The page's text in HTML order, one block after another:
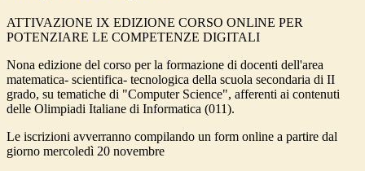
ATTIVAZIONE IX EDIZIONE CORSO ONLlNE PER
POTENZIARE LE COMPETENZE DIGITALI
Nona edizione del corso per la formazione di docenti dell'area
matematica- scientifica- tecnologica della scuola secondaria di II
grado, su tematiche di "Computer Science", afferenti ai contenuti
delle Olimpiadi Italiane di Informatica (011).
Le iscrizioni avverranno compilando un form online a partire dal
giorno mercoledì 20 novembre